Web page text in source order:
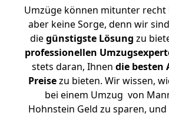
Umzüge können mitunter recht
aber keine Sorge, denn wir
diegünstigste Lösung zu
professionellen
stets daran, Ihnen die besten
Preisezu bieten. Wir wissen,
bei einem Umzug von
Hohnstein Geld zu sparen,